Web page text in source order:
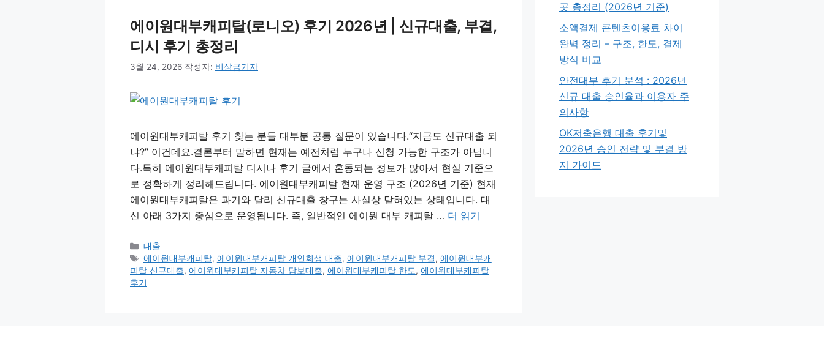
에이원대부캐피탈(로니오) 후기 2026년 | 신규대출, 부결,
디시 후기 총정리
3월 24, 2026 작성자: 비상금기자
에이원대부캐피탈 후기 찾는 분들 대부분 공통 질문이 있습니다.“지금도 신규대출 되
냐?” 이건데요.결론부터 말하면 현재는 예전처럼 누구나 신청 가능한 구조가 아닙니
다.특히 에이원대부캐피탈 디시나 후기 글에서 혼동되는 정보가 많아서 현실 기준으
로 정확하게 정리해드립니다. 에이원대부캐피탈 현재 운영 구조 (2026년 기준) 현재
에이원대부캐피탈은 과거와 달리 신규대출 창구는 사실상 닫혀있는 상태입니다. 대
신 아래 3가지 중심으로 운영됩니다. 즉, 일반적인 에이원 대부 캐피탈 … 더 읽기
카
테
고
리
대출
태
그
에이원대부캐피탈, 에이원대부캐피탈 개인회생 대출, 에이원대부캐피탈 부결, 에이원대부캐
피탈 신규대출, 에이원대부캐피탈 자동차 담보대출, 에이원대부캐피탈 한도, 에이원대부캐피탈
후기
곳 총정리 (2026년 기준)
소액결제 콘텐츠이용료 차이
완벽 정리 – 구조, 한도, 결제
방식 비교
안전대부 후기 분석 : 2026년
신규 대출 승인율과 이용자 주
의사항
OK저축은행 대출 후기및
2026년 승인 전략 및 부결 방
지 가이드